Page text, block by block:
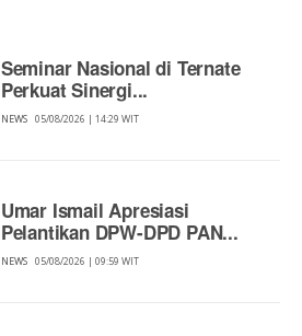
Seminar Nasional di Ternate
Perkuat Sinergi...
NEWS 05/08/2026 | 14:29 WIT
Umar Ismail Apresiasi
Pelantikan DPW-DPD PAN...
NEWS 05/08/2026 | 09:59 WIT